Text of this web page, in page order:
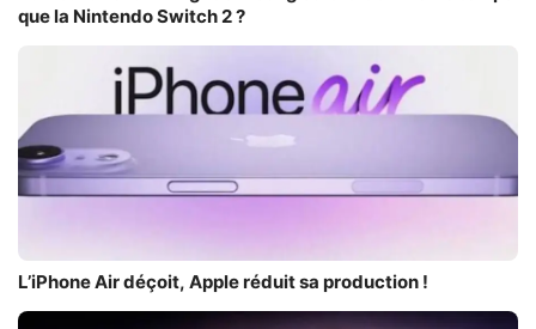
que la Nintendo Switch 2 ?
L’iPhone Air déçoit, Apple réduit sa production !